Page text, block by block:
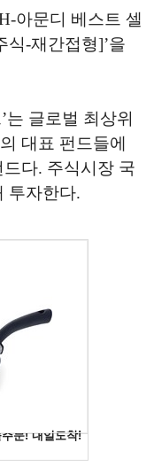
아문디 베스트 셀
식-재간접형]’을
는 글로벌 최상위
대표 펀드들에
다. 주식시장 국
투자한다.